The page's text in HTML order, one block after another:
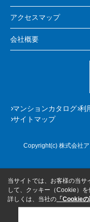
アクセスマップ
会社概要
マンションカタログ 利
サイトマップ
Copyright(c) 株式会社
当サイトでは、お客様の当サ
して、クッキー（Cookie）を
詳しくは、当社の 「Cookie